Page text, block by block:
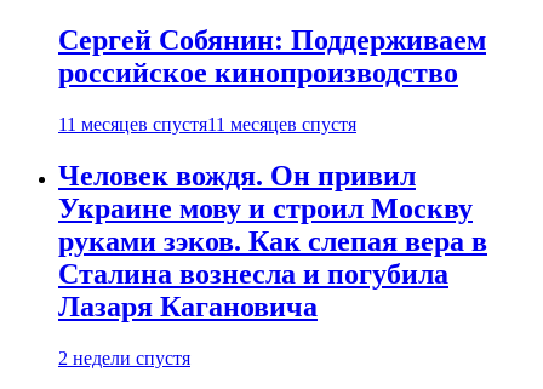
Сергей Собянин: Поддерживаем
российское кинопроизводство
11 месяцев спустя11 месяцев спустя
Человек вождя. Он привил
Украине мову и строил Москву
руками зэков. Как слепая вера в
Сталина вознесла и погубила
Лазаря Кагановича
2 недели спустя